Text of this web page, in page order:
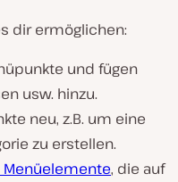
dir ermöglichen:
und fügen
usw. hinzu.
neu, z.B. um eine
zu erstellen.
, die auf